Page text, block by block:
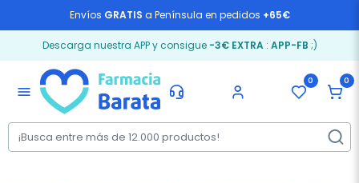
Envíos GRATIS a Península en pedidos +65€
Descarga nuestra APP y consigue -3€ EXTRA: APP-FB ;)
menu
0 0